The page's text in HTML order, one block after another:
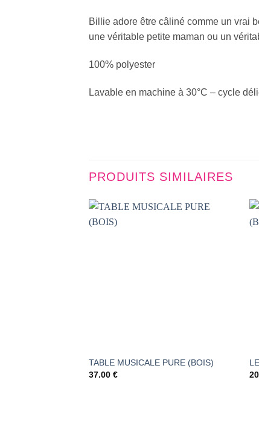
Billie adore être câliné comme un vrai
une véritable petite maman ou un
100% polyester
Lavable en machine à 30°C – cycle
PRODUITS SIMILAIRES
TABLE MUSICALE PURE (BOIS)
37.00 €